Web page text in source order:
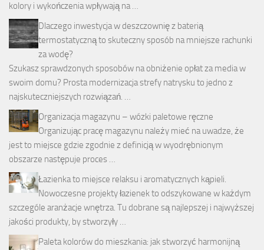
kolory i wykończenia wpływają na …
Dlaczego inwestycja w deszczownię z baterią
termostatyczną to skuteczny sposób na mniejsze rachunki
za wodę?
Szukasz sprawdzonych sposobów na obniżenie opłat za media w
swoim domu? Prosta modernizacja strefy natrysku to jedno z
najskuteczniejszych rozwiązań. …
Organizacja magazynu – wózki paletowe ręczne
Organizując pracę magazynu należy mieć na uwadze, że
jest to miejsce gdzie zgodnie z definicją w wyodrębnionym
obszarze następuje proces …
Łazienka to miejsce relaksu i aromatycznych kąpieli.
Nowoczesne projekty łazienek to odszykowane w każdym
szczególe aranżacje wnętrza. Tu dobrane są najlepszej i najwyższej
jakości produkty, by stworzyły …
Paleta kolorów do mieszkania: jak stworzyć harmonijną